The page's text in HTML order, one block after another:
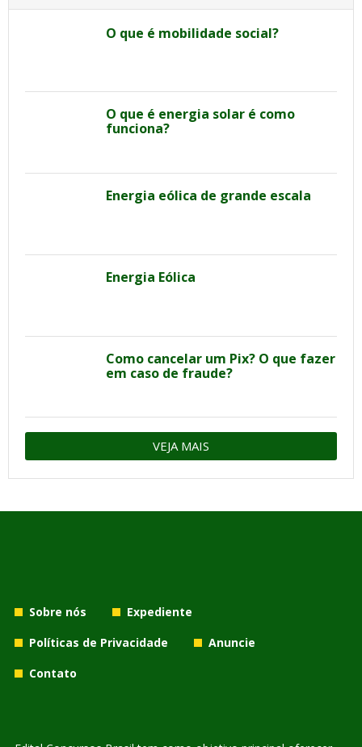
O que é mobilidade social?
O que é energia solar é como
funciona?
Energia eólica de grande escala
Energia Eólica
Como cancelar um Pix? O que fazer
em caso de fraude?
VEJA MAIS
Sobre nós
Expediente
Políticas de Privacidade
Anuncie
Contato